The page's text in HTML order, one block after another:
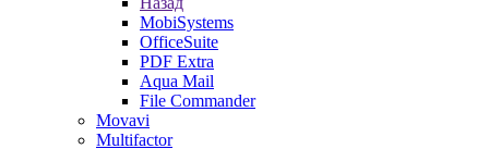
MobiSystems
OfficeSuite
PDF Extra
Aqua Mail
File Commander
Movavi
Multifactor